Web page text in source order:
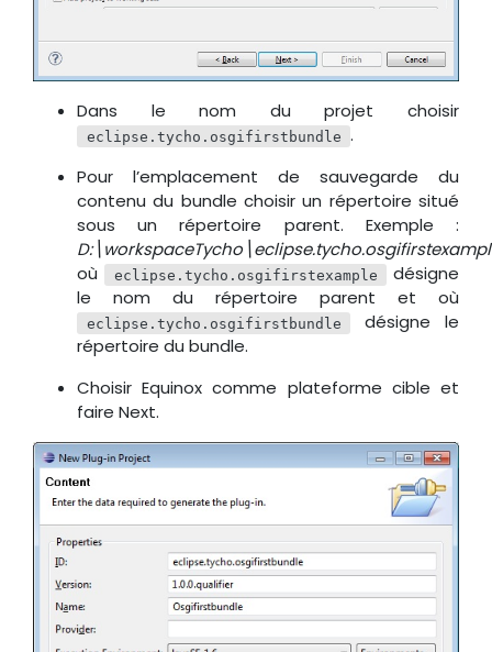
Dans le nom du projet choisir
eclipse.tycho.osgifirstbundle
.
Pour l’emplacement de sauvegarde du
contenu du bundle choisir un répertoire situé
sous un répertoire parent. Exemple :
où
eclipse.tycho.osgifirstexample
désigne
le nom du répertoire parent et où
eclipse.tycho.osgifirstbundle
désigne le
répertoire du bundle.
Choisir Equinox comme plateforme cible et
faire Next.